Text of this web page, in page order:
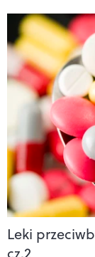
Leki
cz.2